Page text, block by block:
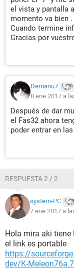
el vista y pantalla
momento va bien .
Cuando termine
Gracias por
Demanu7
8 ene 2017 a
Después de dar
el Fas32 ahora
poder entrar en
RESPUESTA 2 / 2
system-PC
7 ene 2017 a
Hola mira aki
el link es portable
https://
dev/K-